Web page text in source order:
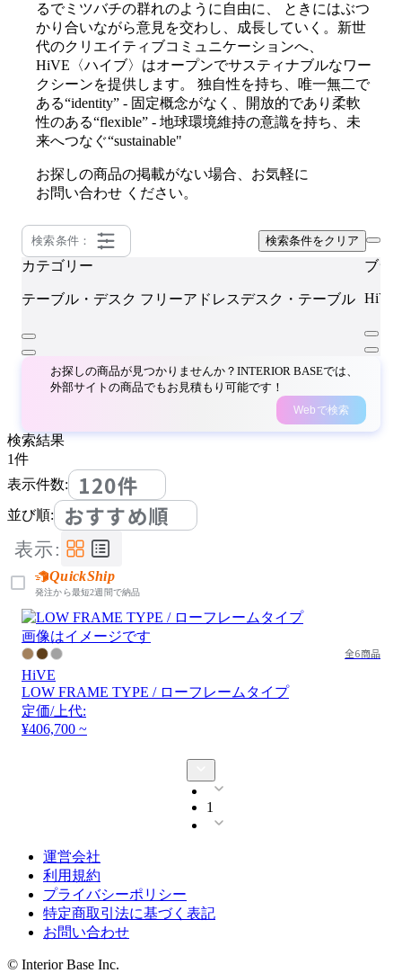
るでミツバチの群れのように自由に、 ときにはぶつ
かり合いながら意見を交わし、成長していく。新世
代のクリエイティブコミュニケーションへ、
HiVE〈ハイブ〉はオープンでサスティナブルなワー
クシーンを提供します。 独自性を持ち、唯一無二で
ある“identity” - 固定概念がなく、開放的であり柔軟
性のある“flexible” - 地球環境維持の意識を持ち、未
来へつなぐ“sustainable"
お探しの商品の掲載がない場合、お気軽に
お問い合わせ ください。
検索条件： 検索条件をクリア
カテゴリー
テーブル・デスク フリーアドレスデスク・テーブル
ブラ
HiVE
お探しの商品が見つかりませんか？INTERIOR BASEでは、
外部サイトの商品でもお見積もり可能です！
Webで検索
検索結果
1件
表示件数:
120件
並び順: おすすめ順
表示:
QuickShip
発注から最短2週間で納品
画像はイメージです
全6商品
HiVE
LOW FRAME TYPE / ローフレームタイプ
定価/上代:
¥406,700 ~
1
運営会社
利用規約
プライバシーポリシー
特定商取引法に基づく表記
お問い合わせ
© Interior Base Inc.